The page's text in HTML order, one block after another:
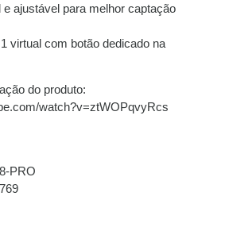
com
R$422,35
ajustável para melhor captação
virtual com botão dedicado na
do produto:
watch?v=ztWOPqvyRcs
PRO